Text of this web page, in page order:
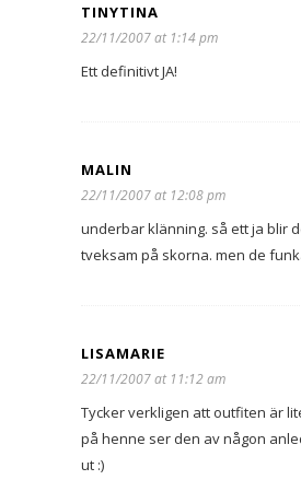
TINYTINA
22/11/2007 at 1:14 pm
Ett definitivt JA!
MALIN
22/11/2007 at 12:08 pm
underbar klänning. så ett ja blir
tveksam på skorna. men de
LISAMARIE
22/11/2007 at 11:12 am
Tycker verkligen att outfiten är
på henne ser den av någon
ut :)